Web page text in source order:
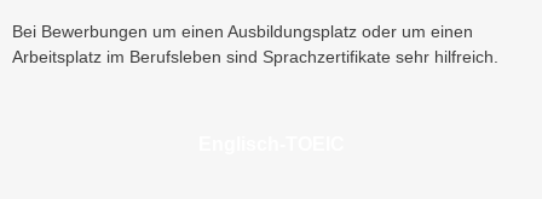
Bei Bewerbungen um einen Ausbildungsplatz oder um einen
Arbeitsplatz im Berufsleben sind Sprachzertifikate sehr hilfreich.